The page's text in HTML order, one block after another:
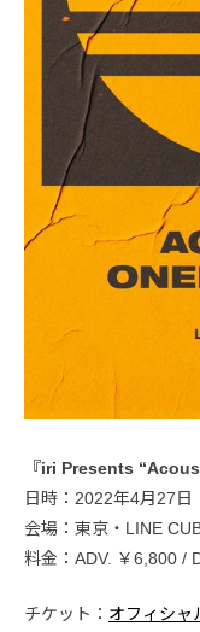
『iri Presents
日時：2022年4月27
会場：東京・LINE
料金：ADV. ￥6,800 /
チケット： オフィシャ